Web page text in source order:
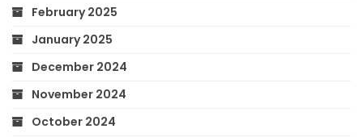
February 2025
January 2025
December 2024
November 2024
October 2024